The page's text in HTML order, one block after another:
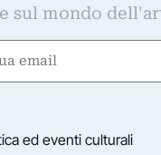
sul mondo
ed eventi culturali